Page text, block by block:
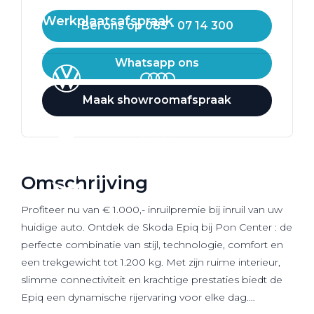
Werkplaatsafspraak
Bel ons op 085 - 07 14 300
Whatsapp ons
Maak showroomafspraak
Omschrijving
Profiteer nu van € 1.000,- inruilpremie bij inruil van uw
huidige auto. Ontdek de Skoda Epiq bij Pon Center : de
perfecte combinatie van stijl, technologie, comfort en
een trekgewicht tot 1.200 kg. Met zijn ruime interieur,
slimme connectiviteit en krachtige prestaties biedt de
Epiq een dynamische rijervaring voor elke dag.